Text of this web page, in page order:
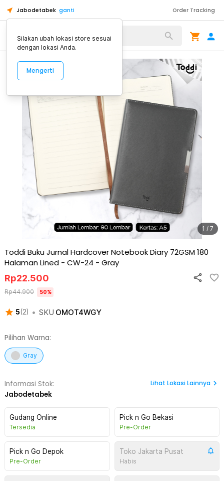
Jabodetabek ganti Order Tracking
Alat Kopi
1 / 7
Toddi Buku Jurnal Hardcover Notebook Diary 72GSM 180
Halaman Lined - CW-24 - Gray
5(2) • SKU OMOT4WGY
Rp22.500
Rp44.900 50%
Pilihan Warna:
Gray
Informasi Stok:
Jabodetabek
Lihat Lokasi Lainnya
Gudang Online
Tersedia
Pick n Go Bekasi
Pre-Order
Pick n Go Depok
Pre-Order
Toko Jakarta Pusat
Habis
Silakan ubah lokasi store sesuai
dengan lokasi Anda.
Mengerti